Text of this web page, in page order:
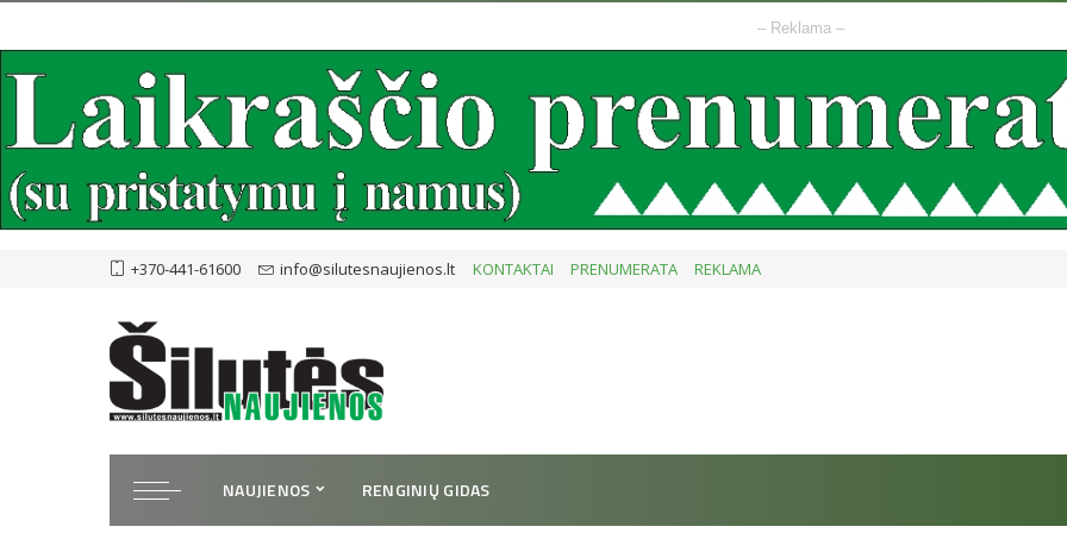
– Reklama –
+370-441-61600 info@silutesnaujienos.lt KONTAKTAI PRENUMERATA REKLAMA
NAUJIENOS RENGINIŲ GIDAS